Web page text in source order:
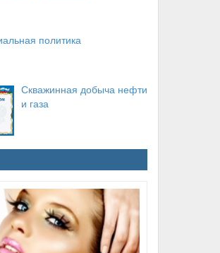
политика
Скважинная добыча нефти
и газа